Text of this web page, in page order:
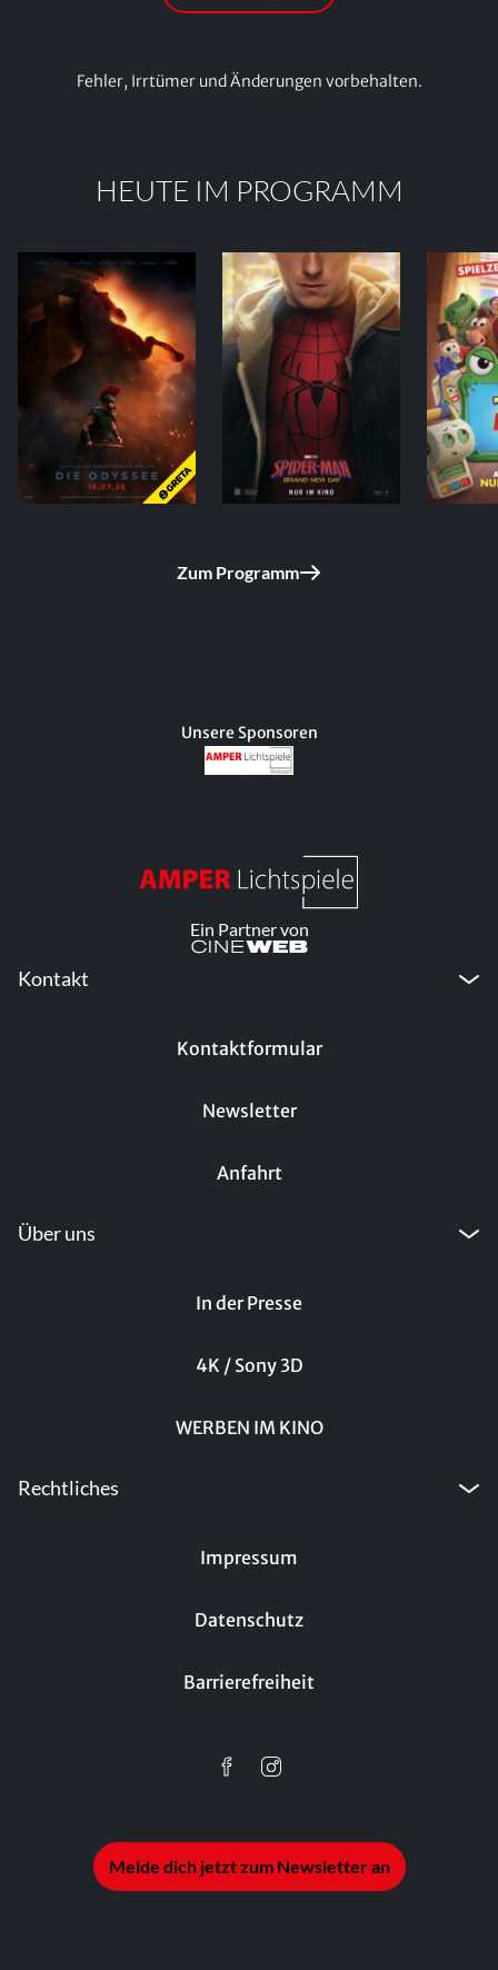
Fehler, Irrtümer und Änderungen vorbehalten.
HEUTE IM PROGRAMM
Zum Programm
Unsere Sponsoren
Ein Partner von
Kontakt
Kontaktformular
Newsletter
Anfahrt
Über uns
In der Presse
4K / Sony 3D
WERBEN IM KINO
Rechtliches
Impressum
Datenschutz
Barrierefreiheit
Melde dich jetzt zum Newsletter an